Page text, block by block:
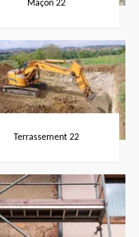
Maçon 22
Terrassement 22